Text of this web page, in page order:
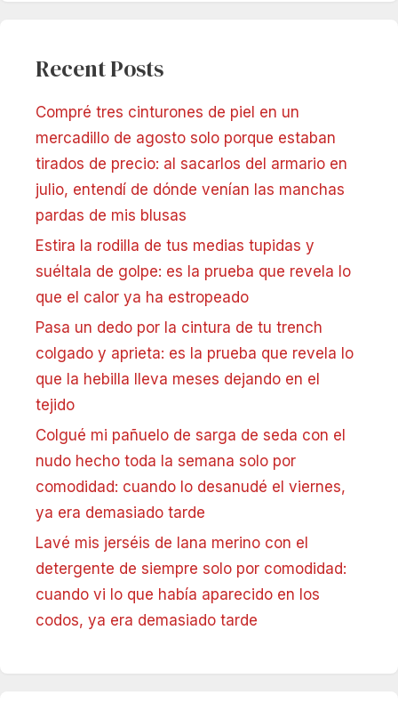
Recent Posts
Compré tres cinturones de piel en un
mercadillo de agosto solo porque estaban
tirados de precio: al sacarlos del armario en
julio, entendí de dónde venían las manchas
pardas de mis blusas
Estira la rodilla de tus medias tupidas y
suéltala de golpe: es la prueba que revela lo
que el calor ya ha estropeado
Pasa un dedo por la cintura de tu trench
colgado y aprieta: es la prueba que revela lo
que la hebilla lleva meses dejando en el
tejido
Colgué mi pañuelo de sarga de seda con el
nudo hecho toda la semana solo por
comodidad: cuando lo desanudé el viernes,
ya era demasiado tarde
Lavé mis jerséis de lana merino con el
detergente de siempre solo por comodidad:
cuando vi lo que había aparecido en los
codos, ya era demasiado tarde